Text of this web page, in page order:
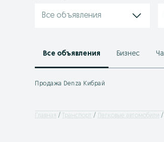
Все объявления
Все объявления Бизнес
Продажа Denza Кибрай
Главная Транспорт Легковые автомобили